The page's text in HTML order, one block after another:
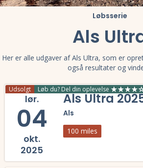
Løbsserie
Als
Her er alle udgaver af Als Ultra, som er
også resultater og
Udsolgt Løb du? Del din oplevelse
lør.
04
okt.
2025
Als Ultra
Als
100 miles